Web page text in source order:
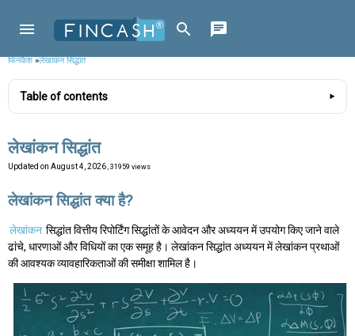
फिनकैश»लेखांकन सिद्धांत
Table of contents
लेखांकन सिद्धांत
Updated on August 4, 2026 , 31959 views
लेखांकन सिद्धांत क्या है?
लेखांकन सिद्धांत वित्तीय रिपोर्टिंग सिद्धांतों के आवेदन और अध्ययन में उपयोग किए जाने वाले
ढांचे, धारणाओं और विधियों का एक समूह है। लेखांकन सिद्धांत अध्ययन में लेखांकन प्रथाओं
की आवश्यक व्यावहारिकताओं की समीक्षा शामिल है।